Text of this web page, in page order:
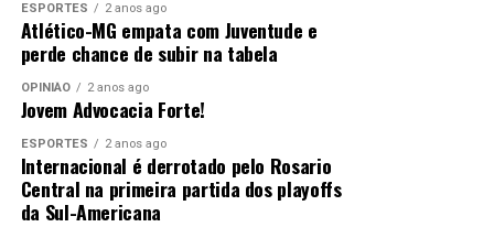
ESPORTES 2 anos ago
Atlético-MG empata com Juventude e
perde chance de subir na tabela
OPINIÃO 2 anos ago
Jovem Advocacia Forte!
ESPORTES 2 anos ago
Internacional é derrotado pelo Rosario
Central na primeira partida dos playoffs
da Sul-Americana